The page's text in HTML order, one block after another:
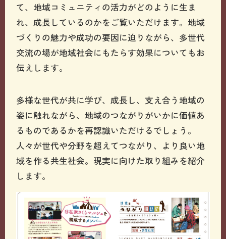
て、地域コミュニティの活力がどのように生ま
れ、成長しているのかをご覧いただけます。地域
づくりの魅力や成功の要因に迫りながら、多世代
交流の場が地域社会にもたらす効果についてもお
伝えします。
多様な世代が共に学び、成長し、支え合う地域の
姿に触れながら、地域のつながりがいかに価値あ
るものであるかを再認識いただけるでしょう。
人々が世代や分野を超えてつながり、より良い地
域を作る共生社会。現実に向けた取り組みを紹介
します。